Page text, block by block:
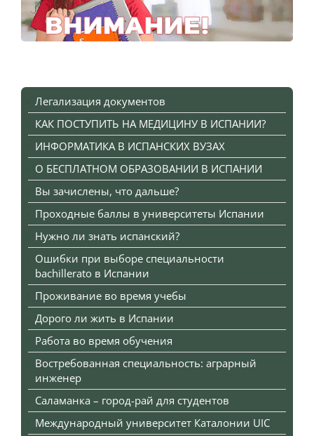
Легализация документов
КАК ПОСТУПИТЬ НА МЕДИЦИНУ В ИСПАНИИ?
ИНФОРМАТИКА В ИСПАНСКИХ ВУЗАХ
О БЕСПЛАТНОМ ОБРАЗОВАНИИ В ИСПАНИИ
Вы зачислены, что дальше?
Проходные баллы в университеты Испании
Нужно ли знать испанский?
Ошибки при выборе специальности
bachillerato в Испании
Проживание во время учебы
Дорого ли жить в Испании
Работа во время обучения
Востребованная специальность: аграрный
инженер
Саламанка – город-рай для студентов
Международный университет Каталонии UIC